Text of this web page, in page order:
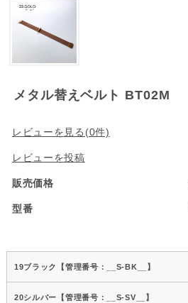
rasikuについて
お問い合わせ
メタル替えベルト BT02M
レビューを見る(0件)
レビューを投稿
販売価格
型番
19ブラック【管理番号：__S-BK__】
20シルバー【管理番号：__S-SV__】